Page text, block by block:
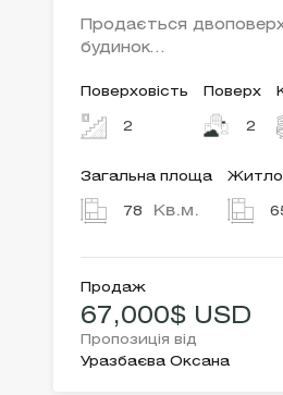
Продається
будинок…
Поверховість
2
Поверх
2
Загальна площа
78 Кв.м.
Продаж
67,000$ USD
Пропозиція від
Уразбаєва Оксана